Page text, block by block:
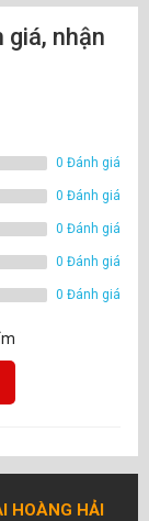
giá, nhận
0 Đánh giá
0 Đánh giá
0 Đánh giá
0 Đánh giá
0 Đánh giá
HOÀNG HẢI